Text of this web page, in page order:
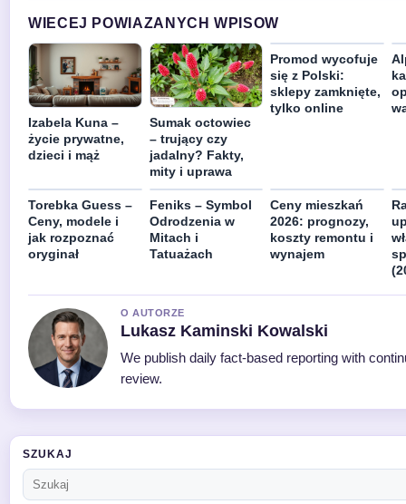
WIECEJ POWIAZANYCH WPISOW
Izabela Kuna –
życie prywatne,
dzieci i mąż
Sumak octowiec
– trujący czy
jadalny? Fakty,
mity i uprawa
Promod wycofuje
się z Polski:
sklepy zamknięte,
tylko online
Torebka Guess –
Ceny, modele i
jak rozpoznać
oryginał
Feniks – Symbol
Odrodzenia w
Mitach i
Tatuażach
Ceny mieszkań
2026: prognozy,
koszty remontu i
wynajem
O AUTORZE
Lukasz Kaminski Kowalski
We publish daily fact-based reporting with
review.
SZUKAJ